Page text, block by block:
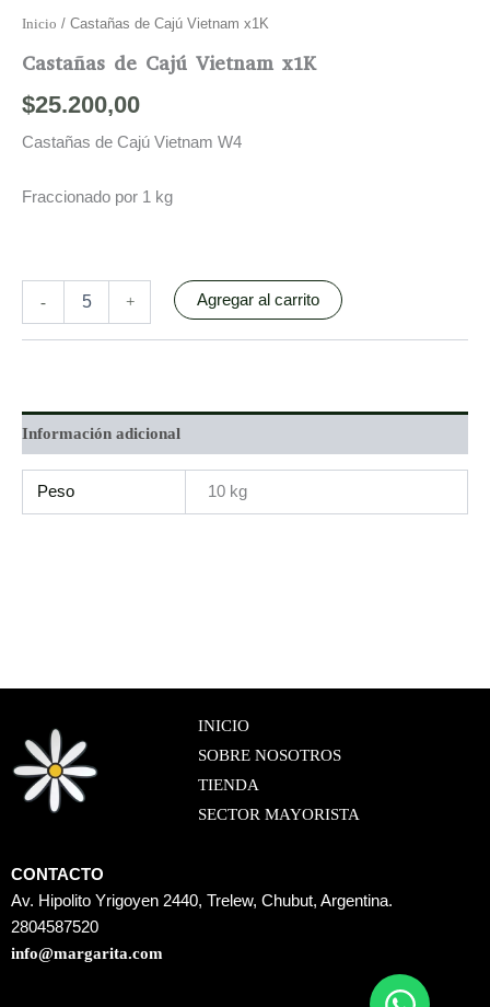
Inicio / Castañas de Cajú Vietnam x1K
Castañas de Cajú Vietnam x1K
$25.200,00
Castañas de Cajú Vietnam W4
Fraccionado por 1 kg
- + Agregar al carrito
Información adicional
Peso 10 kg
INICIO
SOBRE NOSOTROS
TIENDA
SECTOR MAYORISTA
CONTACTO
Av. Hipolito Yrigoyen 2440, Trelew, Chubut, Argentina.
2804587520
info@margarita.com